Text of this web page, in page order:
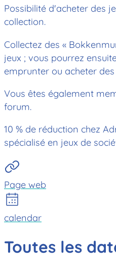
Possibilité d'acheter des
collection.
Collectez des «
jeux ; vous pourrez
emprunter ou acheter des
Vous êtes également
forum.
10 % de réduction chez
spécialisé en jeux de
Page web
calendar
Toutes les